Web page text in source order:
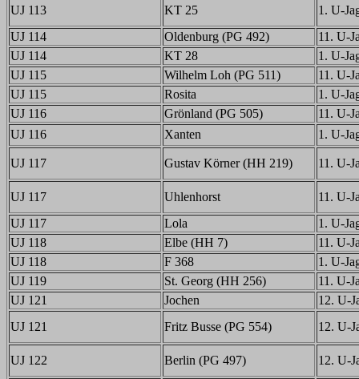
UJ 113 KT 25
1. U-
UJ 114
Oldenburg (PG 492)
11. U-
UJ 114
KT 28
1. U-
UJ 115
Wilhelm Loh (PG 511)
11. U-
UJ 115
Rosita
1. U-
UJ 116
Grönland (PG 505)
11. U-
UJ 116
Xanten 1. U-
UJ 117 Gustav Körner (HH 219) 11. U-
UJ 117 Uhlenhorst
11. U-
UJ 117
Lola
1. U-
UJ 118
Elbe (HH 7)
11. U-
UJ 118
F 368
1. U-
UJ 119
St. Georg (HH 256)
11. U-
UJ 121
Jochen
12. U-
UJ 121
Fritz Busse (PG 554) 12. U-
UJ 122 Berlin (PG 497) 12. U-